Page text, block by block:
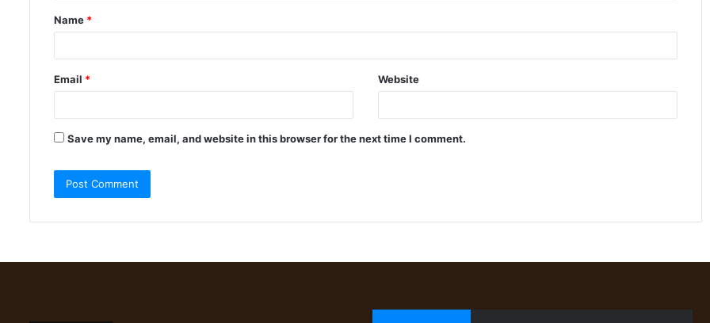
Name *
Email * Website
Save my name, email, and website in this browser for the next time I comment.